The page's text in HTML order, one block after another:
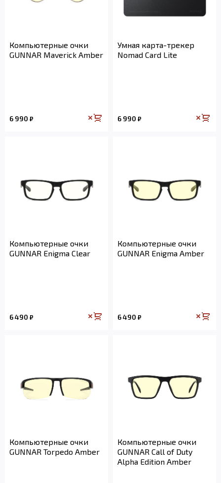
Компьютерные очки
GUNNAR Maverick Amber
6 990 ₽
Умная карта-трекер
Nomad Card Lite
6 990 ₽
Компьютерные очки
GUNNAR Enigma Clear
6 490 ₽
Компьютерные очки
GUNNAR Enigma Amber
6 490 ₽
Компьютерные очки
GUNNAR Torpedo Amber
Компьютерные очки
GUNNAR Call of Duty
Alpha Edition Amber